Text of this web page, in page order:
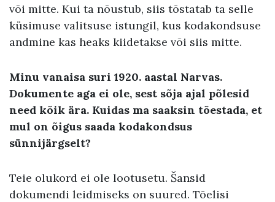
või mitte. Kui ta nõustub, siis tõstatab ta selle
küsimuse valitsuse istungil, kus kodakondsuse
andmine kas heaks kiidetakse või siis mitte.
Minu vanaisa suri 1920. aastal Narvas.
Dokumente aga ei ole, sest sõja ajal põlesid
need kõik ära. Kuidas ma saaksin tõestada, et
mul on õigus saada kodakondsus
sünnijärgselt?
Teie olukord ei ole lootusetu. Šansid
dokumendi leidmiseks on suured. Tõelisi